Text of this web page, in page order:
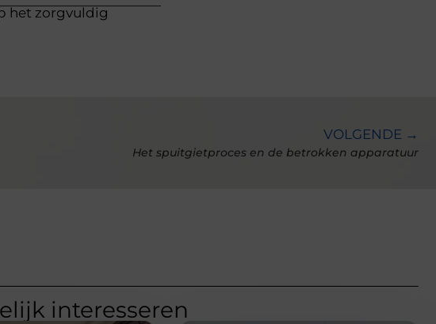
het zorgvuldig
VOLGENDE →
Het spuitgietproces en de betrokken apparatuur
interesseren